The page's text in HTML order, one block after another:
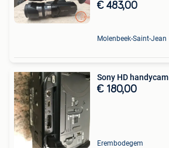
€ 483,00
Molenbeek-Saint-Jean
Sony HD handycam
€ 180,00
Erembodegem